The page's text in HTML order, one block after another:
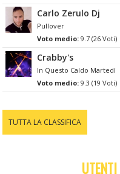
Carlo Zerulo Dj
Pullover
Voto medio:9.7 (26 Voti)
Crabby's
In Questo Caldo Martedì
Voto medio:9.3 (19 Voti)
TUTTA LA CLASSIFICA
UTENTI